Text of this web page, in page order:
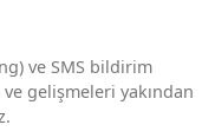
ve SMS bildirim
gelişmeleri yakından